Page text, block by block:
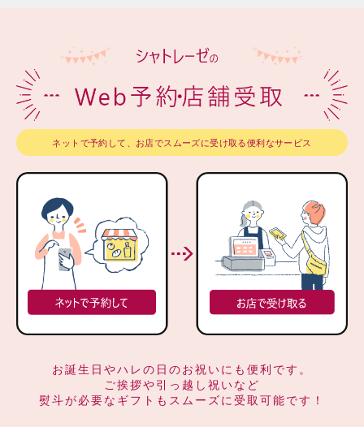
ネットで予約して、お店でスムーズに受け取る便利なサービス
お誕生日やハレの日のお祝いにも便利です。
ご挨拶や引っ越し祝いなど
熨斗が必要なギフトもスムーズに受取可能です！